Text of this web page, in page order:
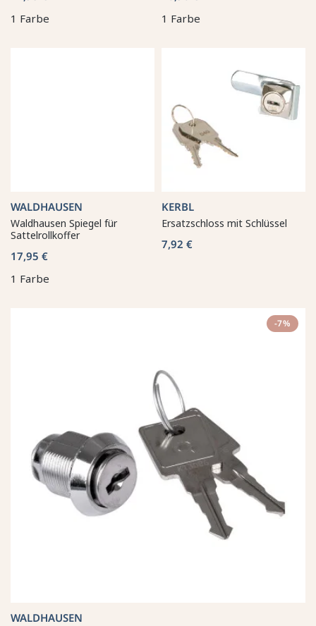
1 Farbe
1 Farbe
WALDHAUSEN
Waldhausen Spiegel für
Sattelrollkoffer
17,95 €
1 Farbe
KERBL
Ersatzschloss mit Schlüssel
7,92 €
-7%
WALDHAUSEN